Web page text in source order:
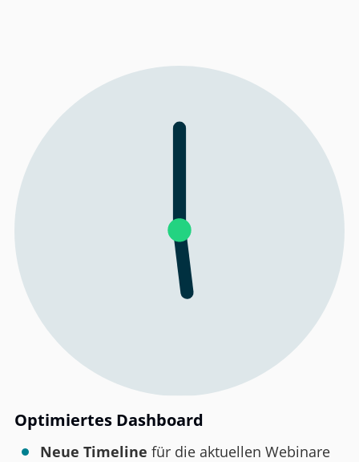
Optimiertes Dashboard
Neue Timeline für die aktuellen Webinare